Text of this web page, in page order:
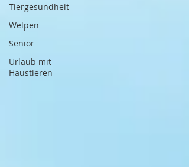
Tiergesundheit
Welpen
Senior
Urlaub mit
Haustieren